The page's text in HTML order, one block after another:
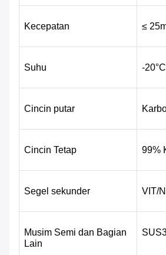
Kecepatan ≤
Suhu -
Cincin putar
Cincin Tetap 99%
Segel sekunder VIT/
Musim Semi dan Bagian
Lain